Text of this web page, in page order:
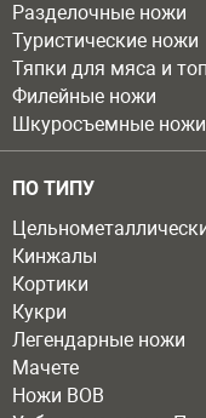
Разделочные ножи
Туристические ножи
Тяпки для мяса и
Филейные ножи
Шкуросъемные
ПО ТИПУ
Кинжалы
Кортики
Кукри
Легендарные ножи
Мачете
Ножи ВОВ